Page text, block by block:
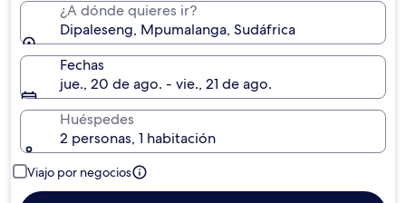
¿A dónde quieres ir?
Dipaleseng, Mpumalanga, Sudáfrica
Fechas
jue., 20 de ago. - vie., 21 de ago.
Huéspedes
2 personas, 1 habitación
Viajo por negocios